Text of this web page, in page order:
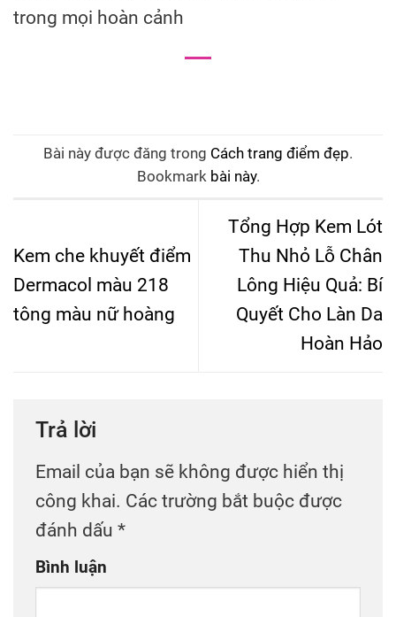
trong mọi hoàn cảnh
Bài này được đăng trong Cách trang điểm đẹp.
Bookmark bài này.
Kem che khuyết điểm
Dermacol màu 218
tông màu nữ hoàng
Tổng Hợp Kem Lót
Thu Nhỏ Lỗ Chân
Lông Hiệu Quả: Bí
Quyết Cho Làn Da
Hoàn Hảo
Trả lời
Email của bạn sẽ không được hiển thị
công khai. Các trường bắt buộc được
đánh dấu *
Bình luận